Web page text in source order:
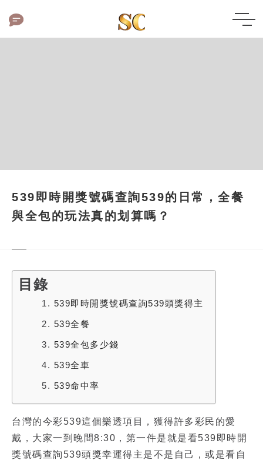
539即時開獎號碼查詢539的日常，全餐
與全包的玩法真的划算嗎？
目錄
1. 539即時開獎號碼查詢539頭獎得主
2. 539全餐
3. 539全包多少錢
4. 539全車
5. 539命中率
台灣的今彩539這個樂透項目，獲得許多彩民的愛
戴，大家一到晚間8:30，第一件是就是看539即時開
獎號碼查詢539頭獎幸運得主是不是自己，或是看自